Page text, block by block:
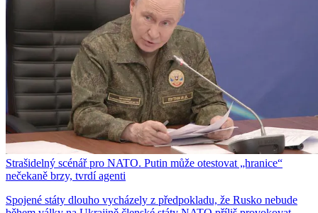
Strašidelný scénář pro NATO. Putin může otestovat „hranice“
nečekaně brzy, tvrdí agenti
Spojené státy dlouho vycházely z předpokladu, že Rusko nebude